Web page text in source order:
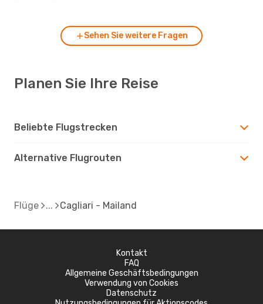
Sehen Sie weitere Fragen
Planen Sie Ihre Reise
Beliebte Flugstrecken
Alternative Flugrouten
Flüge Cagliari - Mailand
Kontakt
FAQ
Allgemeine Geschäftsbedingungen
Verwendung von Cookies
Datenschutz